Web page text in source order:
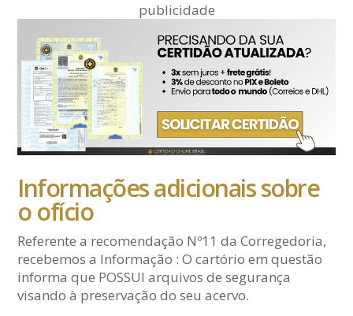
publicidade
Informações adicionais sobre
o ofício
Referente a recomendação Nº11 da Corregedoria,
recebemos a Informação : O cartório em questão
informa que POSSUI arquivos de segurança
visando à preservação do seu acervo.